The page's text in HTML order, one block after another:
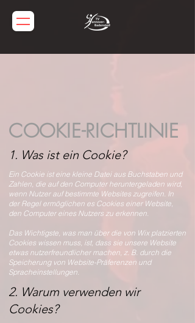
COOKIE-RICHTLINIE
1. Was ist ein Cookie?
Ein Cookie ist eine kleine Datei aus Buchstaben und
Zahlen, die auf den Computer heruntergeladen wird,
wenn Nutzer auf bestimmte Websites zugreifen. In
der Regel ermöglichen es Cookies einer Website,
den Computer eines Nutzers zu erkennen.
Das Wichtigste, was man über die von Wix platzierten
Cookies wissen muss, ist, dass sie unsere Website
etwas nutzerfreundlicher machen, z. B. durch die
Speicherung von Website-Präferenzen und
Spracheinstellungen.
2. Warum verwenden wir
Cookies?